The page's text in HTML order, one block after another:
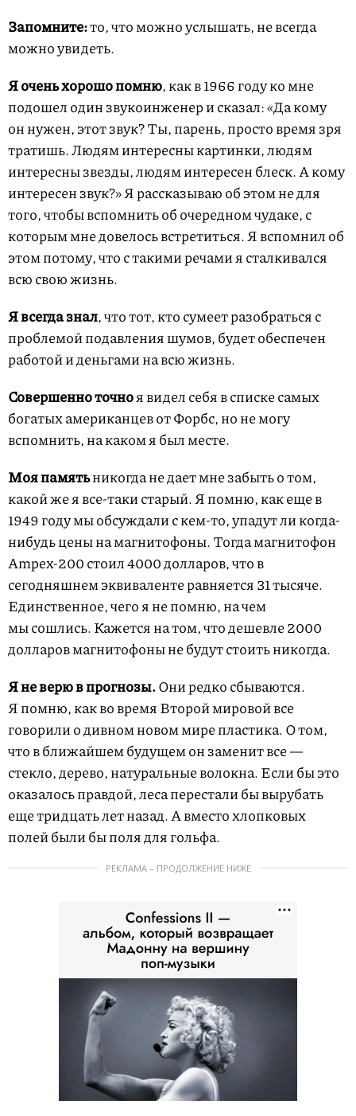
Запомните:то, что можно услышать, не всегда
можно увидеть.
Я очень хорошо помню, как в 1966 году ко мне
подошел один звукоинженер и сказал: «Да кому
он нужен, этот звук? Ты, парень, просто время зря
тратишь. Людям интересны картинки, людям
интересны звезды, людям интересен блеск. А кому
интересен звук?» Я рассказываю об этом не для
того, чтобы вспомнить об очередном чудаке, с
которым мне довелось встретиться. Я вспомнил об
этом потому, что с такими речами я сталкивался
всю свою жизнь.
Я всегда знал, что тот, кто сумеет разобраться с
проблемой подавления шумов, будет обеспечен
работой и деньгами на всю жизнь.
Совершенно точноя видел себя в списке самых
богатых американцев от Форбс, но не могу
вспомнить, на каком я был месте.
Моя памятьникогда не дает мне забыть о том,
какой же я все-таки старый. Я помню, как еще в
1949 году мы обсуждали с кем-то, упадут ли когда-
нибудь цены на магнитофоны. Тогда магнитофон
Ampex-200 стоил 4000 долларов, что в
сегодняшнем эквиваленте равняется 31 тысяче.
Единственное, чего я не помню, на чем
мы сошлись. Кажется на том, что дешевле 2000
долларов магнитофоны не будут стоить никогда.
Я не верюв прогнозы.Они редко сбываются.
Я помню, как во время Второй мировой все
говорили о дивном новом мире пластика. О том,
что в ближайшем будущем он заменит все —
стекло, дерево, натуральные волокна. Если бы это
оказалось правдой, леса перестали бы вырубать
еще тридцать лет назад. А вместо хлопковых
полей были бы поля для гольфа.
РЕКЛАМА – ПРОДОЛЖЕНИЕ НИЖЕ